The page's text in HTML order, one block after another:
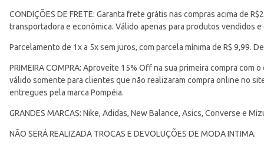
CONDIÇÕES DE FRETE: Garanta frete grátis nas compras acima de
transportadora e econômica. Válido apenas para produtos vendidos
Parcelamento de 1x a 5x sem juros, com parcela mínima de R$ 9,99.
PRIMEIRA COMPRA: Aproveite 15% Off na sua primeira compra com
válido somente para clientes que não realizaram compra online no
entregues pela marca Pompéia.
GRANDES MARCAS: Nike, Adidas, New Balance, Asics, Converse e
NÃO SERÁ REALIZADA TROCAS E DEVOLUÇÕES DE MODA INTIMA.